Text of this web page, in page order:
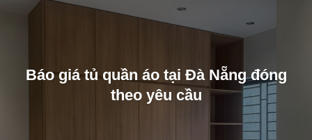
Báo giá tủ quần áo tại Đà Nẵng đóng
theo yêu cầu